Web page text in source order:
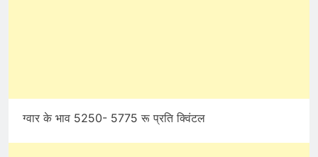
ग्वार के भाव 5250- 5775 रू प्रति क्विंटल